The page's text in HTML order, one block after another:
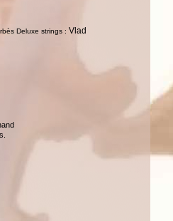
Deluxe strings : Vlad